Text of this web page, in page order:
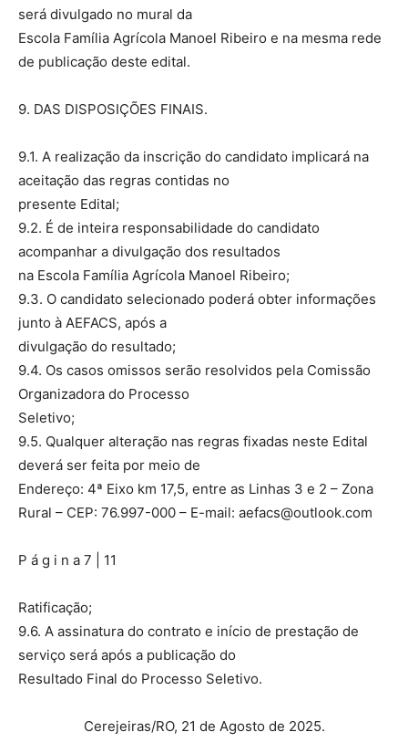
será divulgado no mural da
Escola Família Agrícola Manoel Ribeiro e na mesma rede
de publicação deste edital.
9. DAS DISPOSIÇÕES FINAIS.
9.1. A realização da inscrição do candidato implicará na
aceitação das regras contidas no
presente Edital;
9.2. É de inteira responsabilidade do candidato
acompanhar a divulgação dos resultados
na Escola Família Agrícola Manoel Ribeiro;
9.3. O candidato selecionado poderá obter informações
junto à AEFACS, após a
divulgação do resultado;
9.4. Os casos omissos serão resolvidos pela Comissão
Organizadora do Processo
Seletivo;
9.5. Qualquer alteração nas regras fixadas neste Edital
deverá ser feita por meio de
Endereço: 4ª Eixo km 17,5, entre as Linhas 3 e 2 – Zona
Rural – CEP: 76.997-000 – E-mail: aefacs@outlook.com
P á g i n a 7 | 11
Ratificação;
9.6. A assinatura do contrato e início de prestação de
serviço será após a publicação do
Resultado Final do Processo Seletivo.
Cerejeiras/RO, 21 de Agosto de 2025.